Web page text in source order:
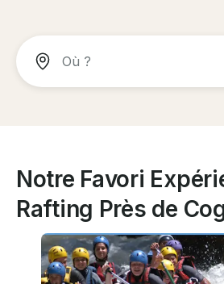
Notre Favori
Rafting Près de